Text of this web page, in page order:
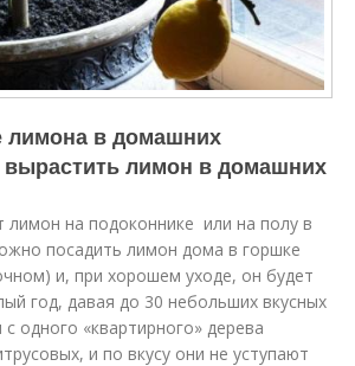
в домашних
вырастить лимон в домашних
на подоконнике или на полу в
посадить лимон дома в горшке
и, при хорошем уходе, он будет
год, давая до 30 небольших вкусных
одного «квартирного» дерева
и по вкусу они не уступают